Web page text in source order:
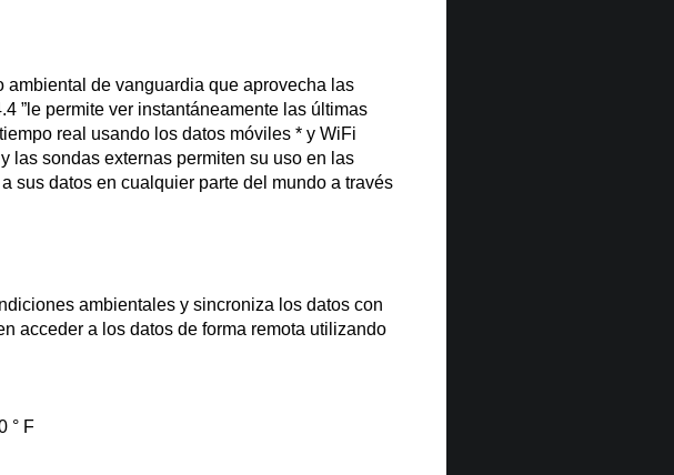
de vanguardia que aprovecha las
”le permite ver instantáneamente las últimas
real usando los datos móviles * y WiFi
las sondas externas permiten su uso en las
sus datos en cualquier parte del mundo a través
ambientales y sincroniza los datos con
acceder a los datos de forma remota utilizando
° F